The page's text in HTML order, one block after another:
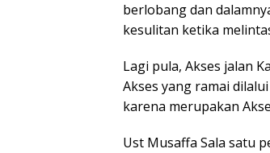
berlobang dan
kesulitan ketika
Lagi pula, Akses jalan
Akses yang ramai
karena merupakan
Ust Musaffa Sala satu